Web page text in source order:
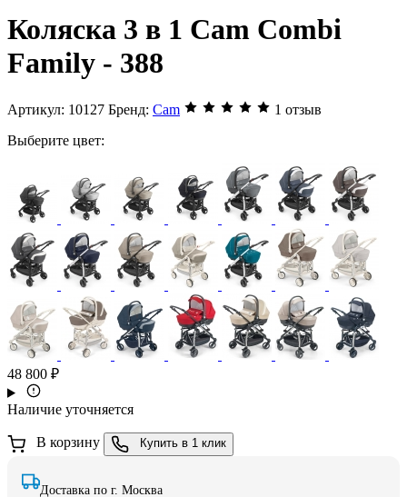
Коляска 3 в 1 Cam Combi
Family - 388
Артикул: 10127 Бренд: Cam
1 отзыв
Выберите цвет:
48 800 ₽
Наличие уточняется
В корзину Купить в 1 клик
Доставка по г. Москва